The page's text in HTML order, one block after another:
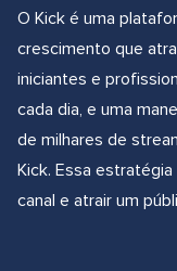
O Kick é uma
crescimento que
iniciantes e
cada dia, e uma
de milhares de
Kick. Essa
canal e atrair um